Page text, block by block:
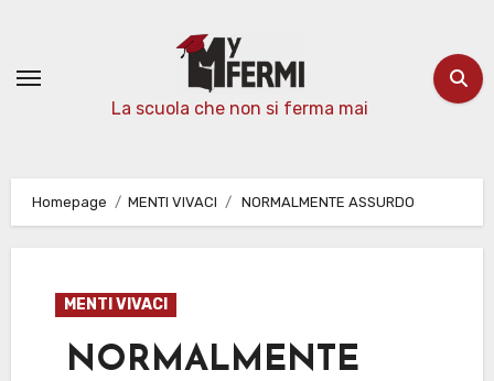
contenuto
La scuola che non si ferma mai
Homepage MENTI VIVACI NORMALMENTE ASSURDO
MENTI VIVACI
NORMALMENTE